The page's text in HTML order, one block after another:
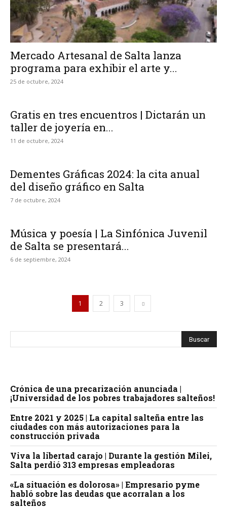
Mercado Artesanal de Salta lanza
programa para exhibir el arte y...
25 de octubre, 2024
Gratis en tres encuentros | Dictarán un
taller de joyería en...
11 de octubre, 2024
Dementes Gráficas 2024: la cita anual
del diseño gráfico en Salta
7 de octubre, 2024
Música y poesía | La Sinfónica Juvenil
de Salta se presentará...
6 de septiembre, 2024
1 2 3
Crónica de una precarización anunciada |
¡Universidad de los pobres trabajadores salteños!
Entre 2021 y 2025 | La capital salteña entre las
ciudades con más autorizaciones para la
construcción privada
Viva la libertad carajo | Durante la gestión Milei,
Salta perdió 313 empresas empleadoras
«La situación es dolorosa» | Empresario pyme
habló sobre las deudas que acorralan a los
salteños